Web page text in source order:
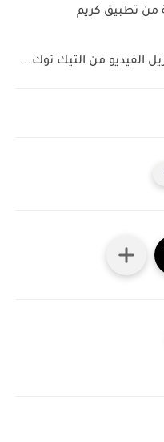
من تطبيق كريم
الفيديو من التيك توك...